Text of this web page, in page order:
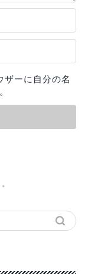
ザーに自分の名